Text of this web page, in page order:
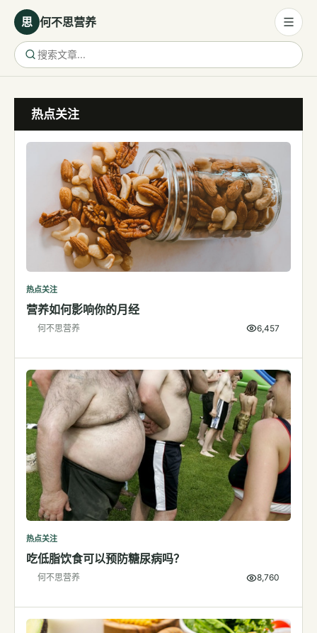
思 何不思营养
营养与饮食
保健食品
代谢健康
生殖健康
运动
睡眠
指标解读
体检与复查
医学百科
视频
视频博客
营养科普视频
热点关注
热点关注
营养如何影响你的月经
何不思营养 6,457
热点关注
吃低脂饮食可以预防糖尿病吗？
何不思营养 8,760